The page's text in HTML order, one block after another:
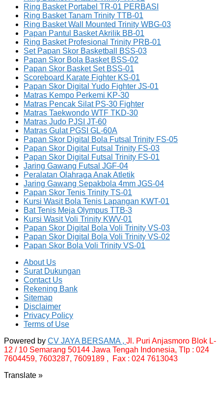
Ring Basket Portabel TR-01 PERBASI
Ring Basket Tanam Trinity TTB-01
Ring Basket Wall Mounted Trinity WBG-03
Papan Pantul Basket Akrilik BB-01
Ring Basket Profesional Trinity PRB-01
Set Papan Skor Basketball BSS-03
Papan Skor Bola Basket BSS-02
Papan Skor Basket Set BSS-01
Scoreboard Karate Fighter KS-01
Papan Skor Digital Yudo Fighter JS-01
Matras Kempo Perkemi KP-30
Matras Pencak Silat PS-30 Fighter
Matras Taekwondo WTF TKD-30
Matras Judo PJSI JT-60
Matras Gulat PGSI GL-60A
Papan Skor Digital Bola Futsal Trinity FS-05
Papan Skor Digital Futsal Trinity FS-03
Papan Skor Digital Futsal Trinity FS-01
Jaring Gawang Futsal JGF-04
Peralatan Olahraga Anak Atletik
Jaring Gawang Sepakbola 4mm JGS-04
Papan Skor Tenis Trinity TS-01
Kursi Wasit Bola Tenis Lapangan KWT-01
Bat Tenis Meja Olympus TTB-3
Kursi Wasit Voli Trinity KWV-01
Papan Skor Digital Bola Voli Trinity VS-03
Papan Skor Digital Bola Voli Trinity VS-02
Papan Skor Bola Voli Trinity VS-01
About Us
Surat Dukungan
Contact Us
Rekening Bank
Sitemap
Disclaimer
Privacy Policy
Terms of Use
Powered by CV JAYA BERSAMA , Jl. Puri Anjasmoro Blok L-
12 / 10 Semarang 50144 Jawa Tengah Indonesia, Tlp : 024
7604459, 7603287, 7609189 , Fax : 024 7613043
Translate »